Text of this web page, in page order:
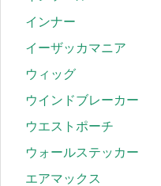
インナー
イーザッカマニア
ウィッグ
ウインドブレーカー
ウエストポーチ
ウォールステッカー
エアマックス